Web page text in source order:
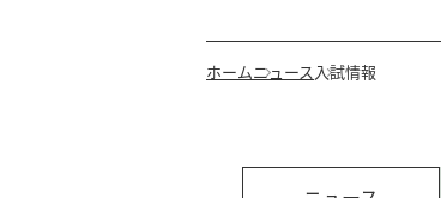
ホームニュース 入試情報